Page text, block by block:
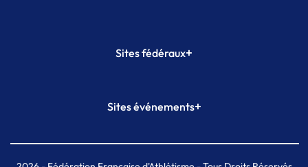
Sites fédéraux+
Plateforme Formation
Sites événements+
Meeting de Paris indoor
MAIF Ekiden de Paris